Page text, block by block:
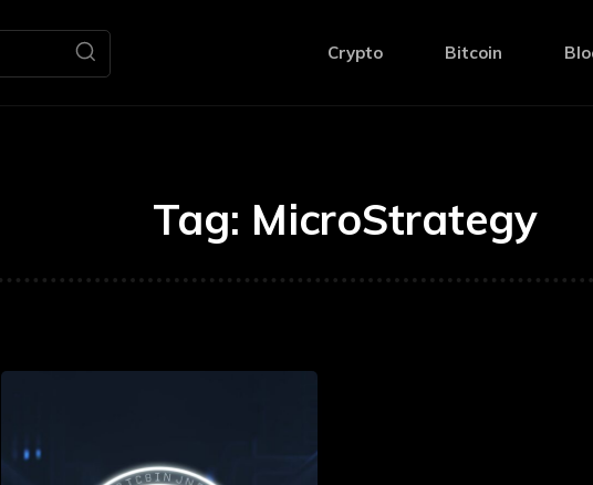
Crypto Bitcoin
Tag: MicroStrategy